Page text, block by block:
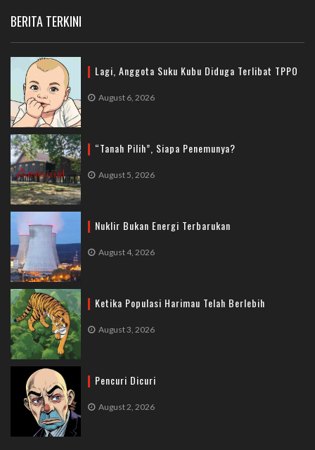
BERITA TERKINI
Lagi, Anggota Suku Kubu Diduga Terlibat TPPO
August 6, 2026
“Tanah Pilih”, Siapa Penemunya?
August 5, 2026
Nuklir Bukan Energi Terbarukan
August 4, 2026
Ketika Populasi Harimau Telah Berlebih
August 3, 2026
Pencuri Dicuri
August 2, 2026